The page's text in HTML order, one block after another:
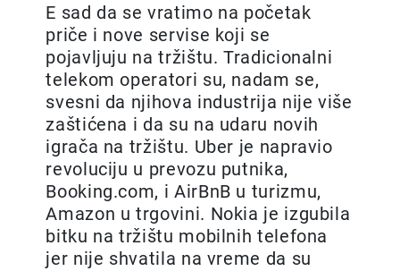
E sad da se vratimo na početak
priče i nove servise koji se
pojavljuju na tržištu. Tradicionalni
telekom operatori su, nadam se,
svesni da njihova industrija nije više
zaštićena i da su na udaru novih
igrača na tržištu. Uber je napravio
revoluciju u prevozu putnika,
Booking.com, i AirBnB u turizmu,
Amazon u trgovini. Nokia je izgubila
bitku na tržištu mobilnih telefona
jer nije shvatila na vreme da su